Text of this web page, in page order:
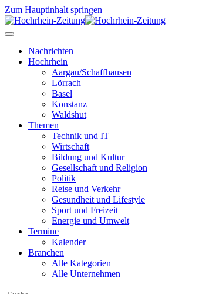
Zum Hauptinhalt springen
Nachrichten
Hochrhein
Aargau/Schaffhausen
Lörrach
Basel
Konstanz
Waldshut
Themen
Technik und IT
Wirtschaft
Bildung und Kultur
Gesellschaft und Religion
Politik
Reise und Verkehr
Gesundheit und Lifestyle
Sport und Freizeit
Energie und Umwelt
Termine
Kalender
Branchen
Alle Kategorien
Alle Unternehmen